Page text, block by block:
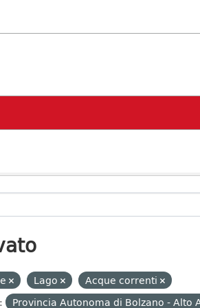
Lago
Acque correnti
Provincia Autonoma di Bolzano - Alto